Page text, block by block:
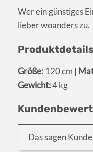
Wer ein günstiges
lieber woanders zu.
Größe: 120 cm |
Gewicht:4 kg
Das sagen